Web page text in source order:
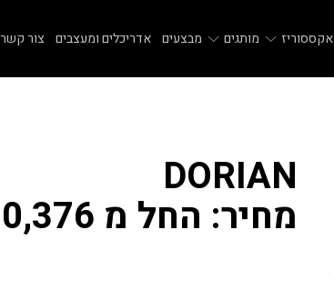
אקססוריז מותגים מבצעים אדריכלים ומעצבים צור קשר
DORIAN
מחיר: החל מ 10,376 ש"ח.